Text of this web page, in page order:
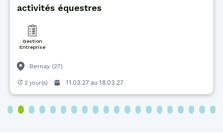
activités équestres
Gestion
Entreprise
Bernay (27)
2 jour(s) 11.03.27 au 18.03.27
3 4 5 6 7 8 9 10 11 12 13 14 15 16 17 18 19 20